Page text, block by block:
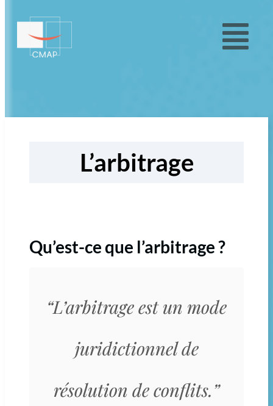
L’arbitrage​
Qu’est-ce que l’arbitrage ?​
“L’arbitrage est un mode
juridictionnel de
résolution de conflits.”